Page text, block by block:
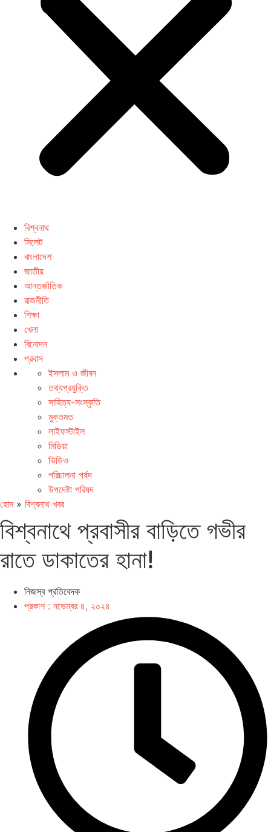
বিশ্বনাথ
সিলেট
বাংলাদেশ
জাতীয়
আন্তর্জাতিক
রাজনীতি
শিক্ষা
খেলা
বিনোদন
প্রবাস
ইসলাম ও জীবন
তথ্যপ্রযুক্তি
সাহিত্য-সংস্কৃতি
মুক্তমত
লাইফস্টাইল
মিডিয়া
ভিডিও
পরিচালনা পর্ষদ
উপদেষ্টা পরিষদ
হোম» বিশ্বনাথ খবর
বিশ্বনাথে প্রবাসীর বাড়িতে গভীর
রাতে ডাকাতের হানা!
নিজস্ব প্রতিবেদক
প্রকাশ : নভেম্বর ৪, ২০২৪